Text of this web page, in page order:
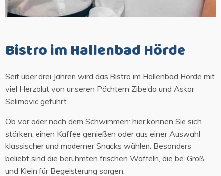
Bistro im Hallenbad Hörde
Seit über drei Jahren wird das Bistro im Hallenbad Hörde mit
viel Herzblut von unseren Pächtern Zibelda und Askor
Selimovic geführt.
Ob vor oder nach dem Schwimmen: hier können Sie sich
stärken, einen Kaffee genießen oder aus einer Auswahl
klassischer und moderner Snacks wählen. Besonders
beliebt sind die berühmten frischen Waffeln, die bei Groß
und Klein für Begeisterung sorgen.